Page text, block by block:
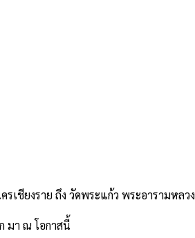
ชียงราย ถึง วัดพระแก้ว พระอารามหลวง
มา ณ โอกาสนี้